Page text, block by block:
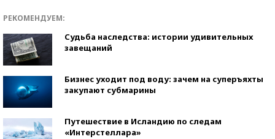
РЕКОМЕНДУЕМ:
Судьба наследства: истории удивительных
завещаний
Бизнес уходит под воду: зачем на суперъяхты
закупают субмарины
Путешествие в Исландию по следам
«Интерстеллара»